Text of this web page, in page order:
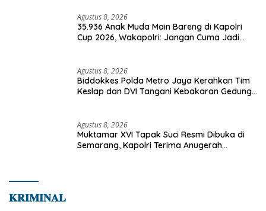
Agustus 8, 2026
35.936 Anak Muda Main Bareng di Kapolri
Cup 2026, Wakapolri: Jangan Cuma Jadi
Agustus 8, 2026
Biddokkes Polda Metro Jaya Kerahkan Tim
Keslap dan DVI Tangani Kebakaran Gedung
Agustus 8, 2026
Muktamar XVI Tapak Suci Resmi Dibuka di
Semarang, Kapolri Terima Anugerah
𝐊𝐑𝐈𝐌𝐈𝐍𝐀𝐋